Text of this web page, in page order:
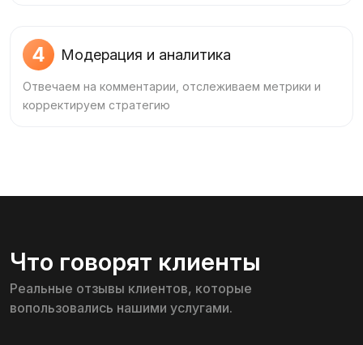
4 Модерация и аналитика
Отвечаем на комментарии, отслеживаем метрики и
корректируем стратегию
Что говорят клиенты
Реальные отзывы клиентов, которые
вопользовались нашими услугами.